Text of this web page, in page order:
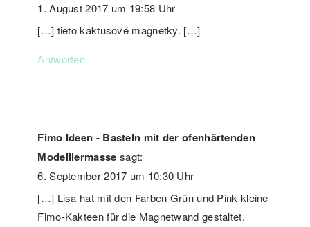
1. August 2017 um 19:58 Uhr
[…] tieto kaktusové magnetky. […]
Antworten
Fimo Ideen - Basteln mit der ofenhärtenden
Modelliermasse sagt:
6. September 2017 um 10:30 Uhr
[…] Lisa hat mit den Farben Grün und Pink kleine
Fimo-Kakteen für die Magnetwand gestaltet.